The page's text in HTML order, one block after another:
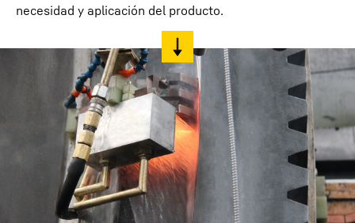
necesidad y aplicación del producto.